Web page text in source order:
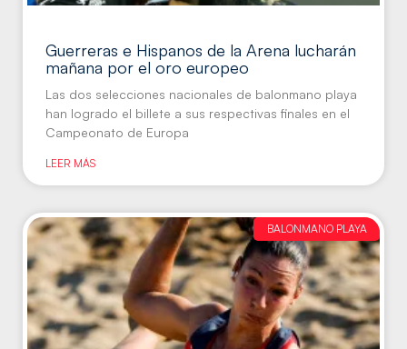
Guerreras e Hispanos de la Arena lucharán
mañana por el oro europeo
Las dos selecciones nacionales de balonmano playa
han logrado el billete a sus respectivas finales en el
Campeonato de Europa
LEER MÁS
BALONMANO PLAYA